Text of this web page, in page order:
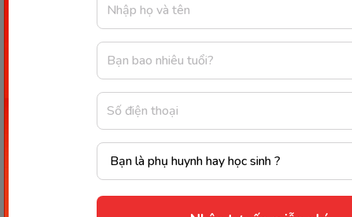
3. ……………………. parent worries about their children.
4. In a game of tennis there are two or four players.
……………………. player has a racket.
5. Nicola plays volleyball ……………………. Thursday
6. I understood most of what they said but not
……………………. word.